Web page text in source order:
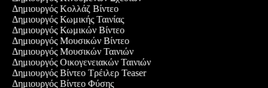
Δημιουργός Κολλάζ Βίντεο
Δημιουργός Κωμικής Ταινίας
Δημιουργός Κωμικών Βίντεο
Δημιουργός Μουσικών Βίντεο
Δημιουργός Μουσικών Ταινιών
Δημιουργός Οικογενειακών Ταινιών
Δημιουργός Βίντεο Τρέιλερ Teaser
Δημιουργός Βίντεο Φύσης